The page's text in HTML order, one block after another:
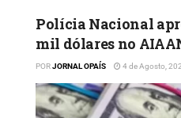
Polícia Nacional
mil dólares no
PORJORNAL OPAÍS 4 de Agosto,